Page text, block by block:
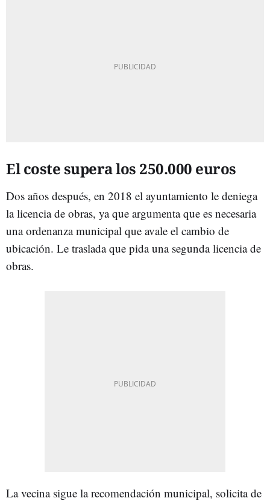
El coste supera los 250.000 euros
Dos años después, en 2018 el ayuntamiento le deniega
la licencia de obras, ya que argumenta que es necesaria
una ordenanza municipal que avale el cambio de
ubicación. Le traslada que pida una segunda licencia de
obras.
La vecina sigue la recomendación municipal, solicita de